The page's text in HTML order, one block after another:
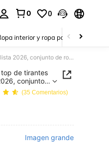
0 0
interior y ropa para dormir
LYSMO Conjunto de 2 piezas de top de tirantes y pantalones a rayas azules minimalista 2026, conjunto de ropa de verano casual para mujer
top de tirantes
conjunto
(35 Comentarios)
Imagen grande